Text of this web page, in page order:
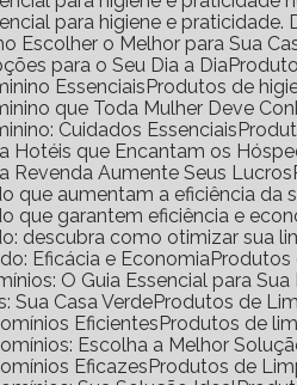
para higiene e
Escolher o Melhor para Sua
para o Seu Dia a Dia
Essenciais
Produtos de
que Toda Mulher Deve
Cuidados Essenciais
Hotéis que Encantam os
Revenda Aumente Seus Lucros
que aumentam a eficiência da
que garantem eficiência e
descubra como otimizar sua
Eficácia e Economia
O Guia Essencial para Sua
Sua Casa Verde Produtos de
Eficientes
Produtos de
Escolha a Melhor
Eficazes
Produtos de